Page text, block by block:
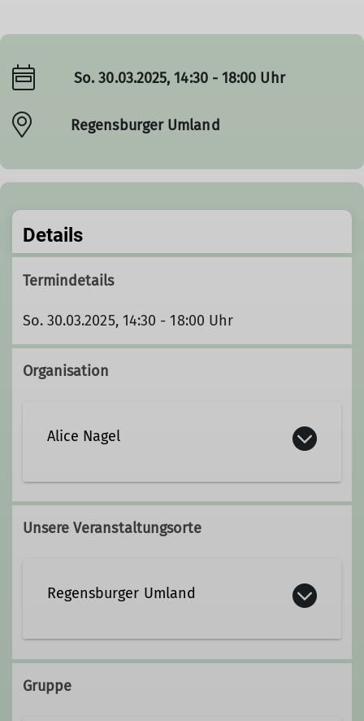
So. 30.03.2025, 14:30 - 18:00 Uhr
Regensburger Umland
Details
Termindetails
So. 30.03.2025, 14:30 - 18:00 Uhr
Organisation
Alice Nagel
bergfuechse.dav.regensburg@gmail.com
Unsere Veranstaltungsorte
Regensburger Umland
Gruppe